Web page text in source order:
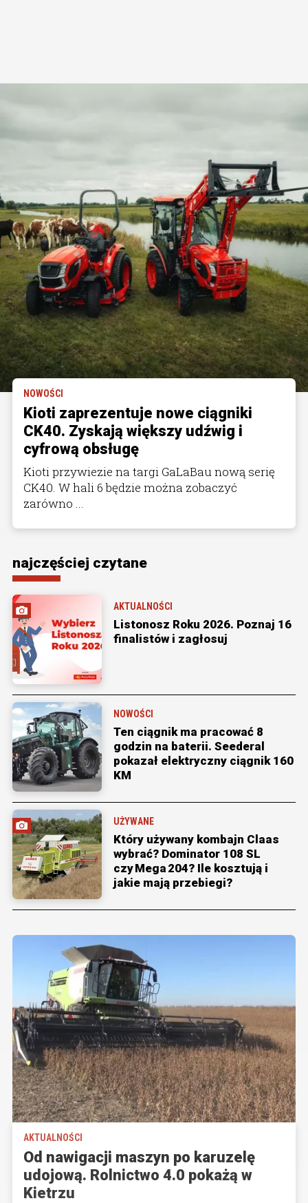
NOWOŚCI
Kioti zaprezentuje nowe ciągniki
CK40. Zyskają większy udźwig i
cyfrową obsługę
Kioti przywiezie na targi GaLaBau nową serię
CK40. W hali 6 będzie można zobaczyć
zarówno ...
najczęściej czytane
AKTUALNOŚCI
Listonosz Roku 2026. Poznaj 16
finalistów i zagłosuj
NOWOŚCI
Ten ciągnik ma pracować 8
godzin na baterii. Seederal
pokazał elektryczny ciągnik 160
KM
UŻYWANE
Który używany kombajn Claas
wybrać? Dominator 108 SL
czy Mega 204? Ile kosztują i
jakie mają przebiegi?
AKTUALNOŚCI
Od nawigacji maszyn po karuzelę
udojową. Rolnictwo 4.0 pokażą w
Kietrzu